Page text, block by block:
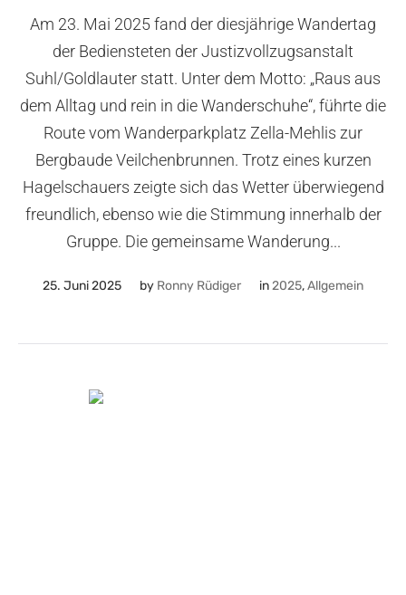
Am 23. Mai 2025 fand der diesjährige Wandertag
der Bediensteten der Justizvollzugsanstalt
Suhl/Goldlauter statt. Unter dem Motto: „Raus aus
dem Alltag und rein in die Wanderschuhe“, führte die
Route vom Wanderparkplatz Zella-Mehlis zur
Bergbaude Veilchenbrunnen. Trotz eines kurzen
Hagelschauers zeigte sich das Wetter überwiegend
freundlich, ebenso wie die Stimmung innerhalb der
Gruppe. Die gemeinsame Wanderung...
25. Juni 2025 by Ronny Rüdiger in2025,Allgemein